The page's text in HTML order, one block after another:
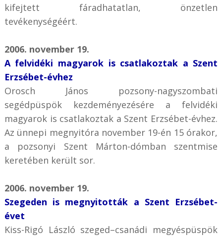
kifejtett fáradhatatlan, önzetlen
tevékenységéért.
2006. november 19.
A felvidéki magyarok is csatlakoztak a Szent
Erzsébet-évhez
Orosch János pozsony-nagyszombati
segédpüspök kezdeményezésére a felvidéki
magyarok is csatlakoztak a Szent Erzsébet-évhez.
Az ünnepi megnyitóra november 19-én 15 órakor,
a pozsonyi Szent Márton-dómban szentmise
keretében került sor.
2006. november 19.
Szegeden is megnyitották a Szent Erzsébet-
évet
Kiss-Rigó László szeged–csanádi megyéspüspök